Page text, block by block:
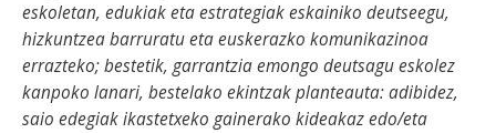
eskoletan, edukiak eta estrategiak eskainiko deutseegu,
hizkuntzea barruratu eta euskerazko komunikazinoa
errazteko; bestetik, garrantzia emongo deutsagu eskolez
kanpoko lanari, bestelako ekintzak planteauta: adibidez,
saio edegiak ikastetxeko gainerako kideakaz edo/eta